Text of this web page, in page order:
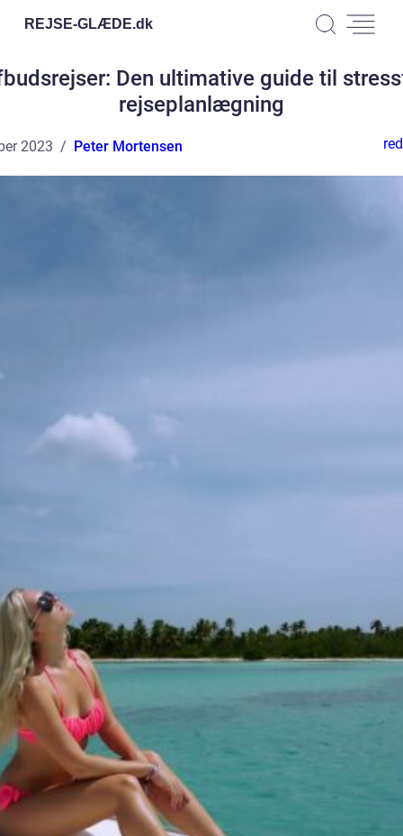
REJSE-GLÆDE.dk
Den ultimative guide til
rejseplanlægning
2023 Peter Mortensen